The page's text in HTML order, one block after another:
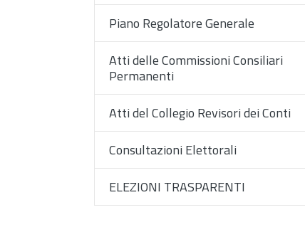
Piano Regolatore Generale
Atti delle Commissioni Consiliari
Permanenti
Atti del Collegio Revisori dei Conti
Consultazioni Elettorali
ELEZIONI TRASPARENTI